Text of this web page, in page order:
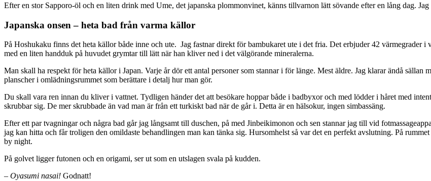
Efter en stor Sapporo-öl och en liten drink med Ume, det japanska plommonvinet, känns tillvarnon lätt sövande efter en lång dag.
Japanska onsen – heta bad från varma källor
På Hoshukaku finns det heta källor både inne och ute. Jag fastnar direkt för bambukaret ute i det fria. Det erbjuder 42 värmegrader
med en liten handduk på huvudet grymtar till lätt när han kliver ned i det välgörande mineralerna.
Man skall ha respekt för heta källor i Japan. Varje år dör ett antal personer som stannar i för länge. Mest äldre. Jag klarar ändå
planscher i omlädningsrummet som berättare i detalj hur man gör.
Du skall vara ren innan du kliver i vattnet. Tydligen händer det att besökare hoppar både i badbyxor och med lödder i håret med
skrubbar sig. De mer skrubbade än vad man är från ett turkiskt bad när de går i. Detta är en hälsokur, ingen simbassäng.
Efter ett par tvagningar och några bad går jag långsamt till duschen, på med Jinbeikimonon och sen stannar jag till vid
jag kan hitta och får troligen den omildaste behandlingen man kan tänka sig. Hursomhelst så var det en perfekt avslutning. På
by night.
På golvet ligger futonen och en origami, ser ut som en utslagen svala på kudden.
– Oyasumi nasai! Godnatt!